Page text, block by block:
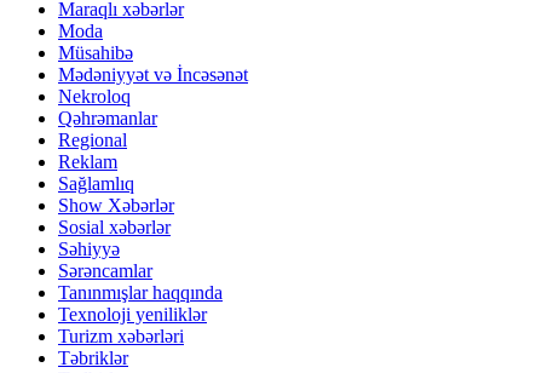
Maraqlı xəbərlər
Moda
Müsahibə
Mədəniyyət və İncəsənət
Nekroloq
Qəhrəmanlar
Regional
Reklam
Sağlamlıq
Show Xəbərlər
Sosial xəbərlər
Səhiyyə
Sərəncamlar
Tanınmışlar haqqında
Texnoloji yeniliklər
Turizm xəbərləri
Təbriklər